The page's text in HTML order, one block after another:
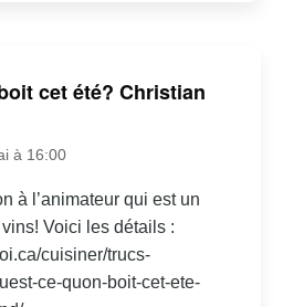
cet été? Christian
à 16:00
à l’animateur qui est un
Voici les détails :
cuisiner/trucs-
ce-quon-boit-cet-ete-